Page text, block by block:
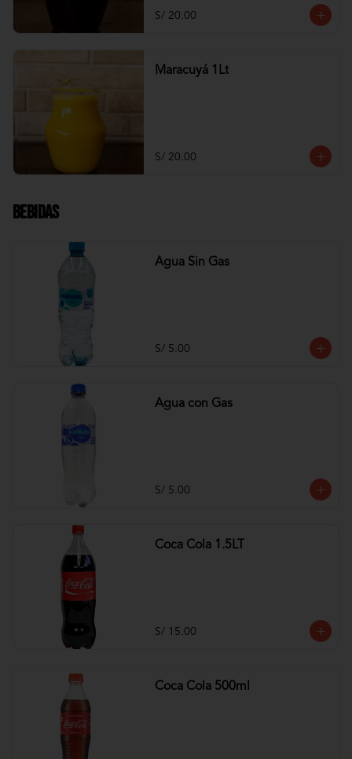
S/ 20.00
Maracuyá 1Lt
S/ 20.00
Bebidas
Agua Sin Gas
S/ 5.00
Agua con Gas
S/ 5.00
Coca Cola 1.5LT
S/ 15.00
Coca Cola 500ml